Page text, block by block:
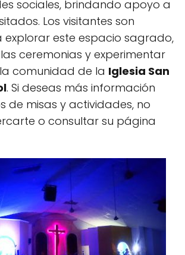
sociales, brindando apoyo a
Los visitantes son
explorar este espacio sagrado,
ceremonias y experimentar
comunidad de la Iglesia San
. Si deseas más información
de misas y actividades, no
o consultar su página